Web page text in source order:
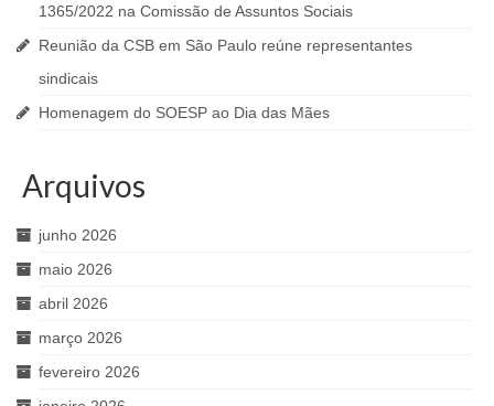
1365/2022 na Comissão de Assuntos Sociais
Reunião da CSB em São Paulo reúne representantes
sindicais
Homenagem do SOESP ao Dia das Mães
Arquivos
junho 2026
maio 2026
abril 2026
março 2026
fevereiro 2026